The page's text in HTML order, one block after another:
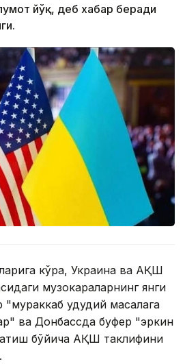
йўқ, деб хабар беради
кўра, Украина ва АҚШ
музокараларнинг янги
ҳудудий масалага
ва Донбассда буфер "эркин
бўйича АҚШ таклифини